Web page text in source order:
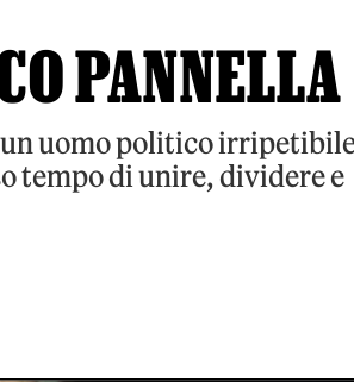
PANNELLA
un uomo politico
tempo di unire, dividere e